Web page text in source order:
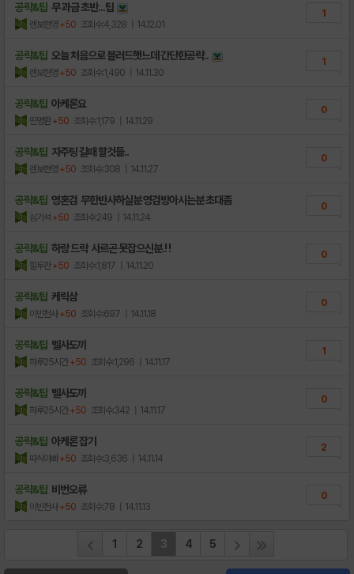
공략&팁 무 과금 초반...팁
렌보현영 +50 조회수:4,328 | 14.12.01
1
공략&팁 오늘 처음으로 블러드햇느데 간단한공략..
렌보현영 +50 조회수:1,490 | 14.11.30
1
공략&팁 아케론요
띤명환+50 조회수:1,179 | 14.11.29
0
공략&팁 자주팅 길때 할것들..
렌보현영 +50 조회수:308 | 14.11.27
0
공략&팁 영혼검 무한반사하실분 영검방아시는분 초대좀
심기석 +50 조회수:249 | 14.11.24
0
공략&팁 하랑 드락 사르곤 못잡으신분.! !
힐두잔+50 조회수:1,817 | 14.11.20
0
공략&팁 케릭삼
이빈천사+50 조회수:697 | 14.11.18
0
공략&팁 벨사도끼
하루25시간+50 조회수:1,296 | 14.11.17
1
공략&팁 벨사도끼
하루25시간+50 조회수:342 | 14.11.17
0
공략&팁 아케론 잡기
따식아빠+50 조회수:3,636 | 14.11.14
2
공략&팁 비번오류
이빈천사+50 조회수:78 | 14.11.13
0
1 2 3 4 5